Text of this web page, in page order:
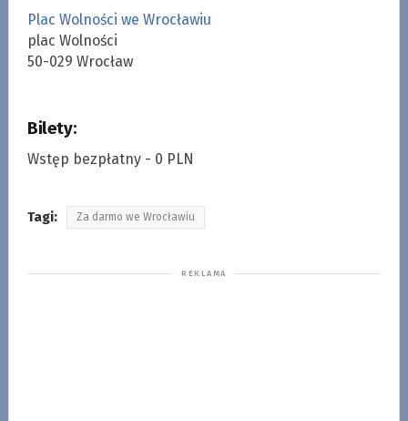
Plac Wolności we Wrocławiu
plac Wolności
50-029 Wrocław
Bilety:
Wstęp bezpłatny - 0 PLN
Tagi: Za darmo we Wrocławiu